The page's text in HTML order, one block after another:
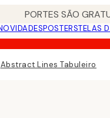
PORTES SÃO
POSTERSTELAS
Abstract Lines Tabuleiro